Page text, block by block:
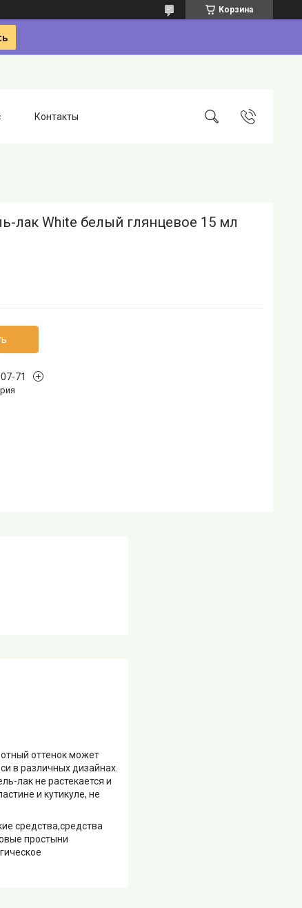
Корзина
Контакты
лак White белый глянцевое 15 мл
71
оттенок может
в различных дизайнах.
лак не растекается и
и кутикуле, не
средства,средства
простыни